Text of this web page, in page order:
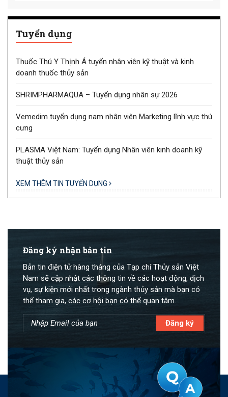
Tuyển dụng
Thuốc Thú Y Thịnh Á tuyển nhân viên kỹ thuật và kinh
doanh thuốc thủy sản
SHRIMPHARMAQUA – Tuyển dụng nhân sự 2026
Vemedim tuyển dụng nam nhân viên Marketing lĩnh vực thú
cưng
PLASMA Việt Nam: Tuyển dụng Nhân viên kinh doanh kỹ
thuật thủy sản
XEM THÊM TIN TUYỂN DỤNG
Đăng ký nhận bản tin
Bản tin điện tử hàng tháng của Tạp chí Thủy sản Việt
Nam sẽ cập nhật các thông tin về các hoạt động, dịch
vụ, sự kiện mới nhất trong ngành thủy sản mà bạn có
thể tham gia, các cơ hội bạn có thể quan tâm.